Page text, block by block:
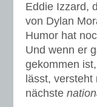
Eddie Izzard,
von Dylan
Humor hat
Und wenn er
gekommen
lässt,
nächste